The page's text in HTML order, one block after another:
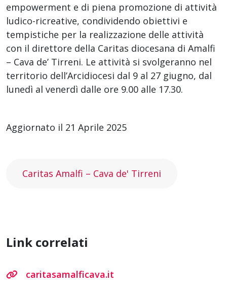
empowerment e di piena promozione di attività
ludico-ricreative, condividendo obiettivi e
tempistiche per la realizzazione delle attività
con il direttore della Caritas diocesana di Amalfi
– Cava de’ Tirreni. Le attività si svolgeranno nel
territorio dell’Arcidiocesi dal 9 al 27 giugno, dal
lunedì al venerdì dalle ore 9.00 alle 17.30.
Aggiornato il 21 Aprile 2025
Caritas Amalfi – Cava de' Tirreni
Link correlati
caritasamalficava.it